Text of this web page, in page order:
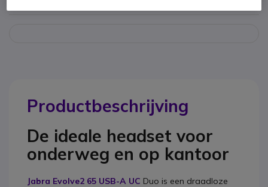
Productbeschrijving
De ideale headset voor
onderweg en op kantoor
Jabra Evolve2 65 USB-A UC Duo is een draadloze